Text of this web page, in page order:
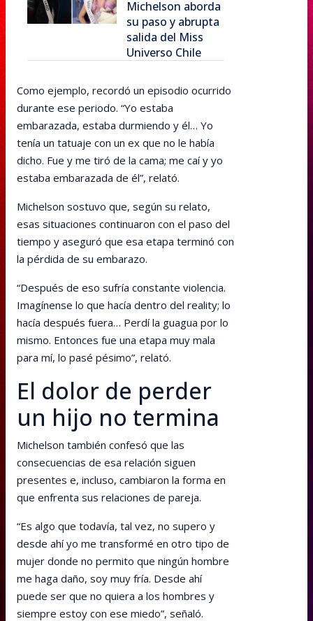
Michelson aborda
su paso y abrupta
salida del Miss
Universo Chile
Como ejemplo, recordó un episodio ocurrido
durante ese periodo. “Yo estaba
embarazada, estaba durmiendo y él… Yo
tenía un tatuaje con un ex que no le había
dicho. Fue y me tiró de la cama; me caí y yo
estaba embarazada de él”, relató.
Michelson sostuvo que, según su relato,
esas situaciones continuaron con el paso del
tiempo y aseguró que esa etapa terminó con
la pérdida de su embarazo.
“Después de eso sufría constante violencia.
Imagínense lo que hacía dentro del reality; lo
hacía después fuera… Perdí la guagua por lo
mismo. Entonces fue una etapa muy mala
para mí, lo pasé pésimo”, relató.
El dolor de perder
un hijo no termina
Michelson también confesó que las
consecuencias de esa relación siguen
presentes e, incluso, cambiaron la forma en
que enfrenta sus relaciones de pareja.
“Es algo que todavía, tal vez, no supero y
desde ahí yo me transformé en otro tipo de
mujer donde no permito que ningún hombre
me haga daño, soy muy fría. Desde ahí
puede ser que no quiera a los hombres y
siempre estoy con ese miedo”, señaló.